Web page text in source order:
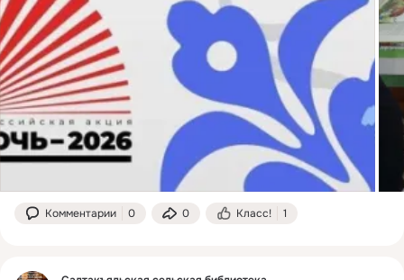
Комментарии 0 0 Класс! 1